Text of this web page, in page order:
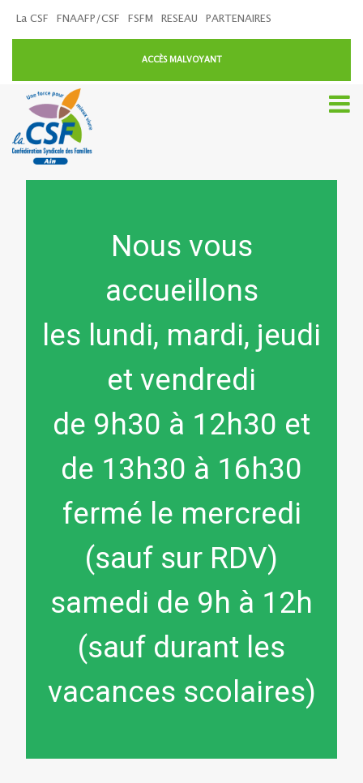
La CSF FNAAFP/CSF FSFM RESEAU PARTENAIRES
ACCÈS MALVOYANT
Nous vous
accueillons
les lundi, mardi, jeudi
et vendredi
de 9h30 à 12h30 et
de 13h30 à 16h30
fermé le mercredi
(sauf sur RDV)
samedi de 9h à 12h
(sauf durant les
vacances scolaires)